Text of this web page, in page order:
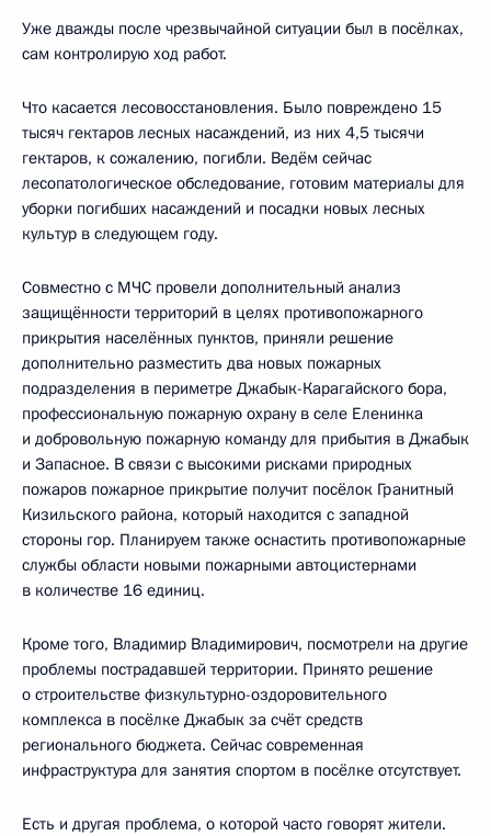
Уже дважды после чрезвычайной ситуации был в посёлках,
сам контролирую ход работ.
Что касается лесовосстановления. Было повреждено 15
тысяч гектаров лесных насаждений, из них 4,5 тысячи
гектаров, к сожалению, погибли. Ведём сейчас
лесопатологическое обследование, готовим материалы для
уборки погибших насаждений и посадки новых лесных
культур в следующем году.
Совместно с МЧС провели дополнительный анализ
защищённости территорий в целях противопожарного
прикрытия населённых пунктов, приняли решение
дополнительно разместить два новых пожарных
подразделения в периметре Джабык-Карагайского бора,
профессиональную пожарную охрану в селе Еленинка
и добровольную пожарную команду для прибытия в Джабык
и Запасное. В связи с высокими рисками природных
пожаров пожарное прикрытие получит посёлок Гранитный
Кизильского района, который находится с западной
стороны гор. Планируем также оснастить противопожарные
службы области новыми пожарными автоцистернами
в количестве 16 единиц.
Кроме того, Владимир Владимирович, посмотрели на другие
проблемы пострадавшей территории. Принято решение
о строительстве физкультурно-оздоровительного
комплекса в посёлке Джабык за счёт средств
регионального бюджета. Сейчас современная
инфраструктура для занятия спортом в посёлке отсутствует.
Есть и другая проблема, о которой часто говорят жители.